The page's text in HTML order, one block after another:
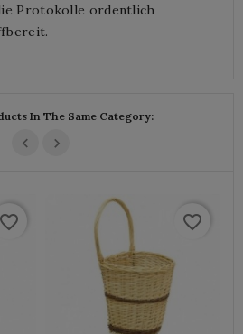
Protokolle ordentlich
In The Same Category:
favorite_border favorite_border